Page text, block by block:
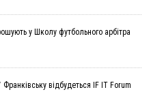
схему незаконного
з обліку
громадських слуханнях в
питання джипінгу в
у Школу футбольного арбітра
відбудеться IF IT Forum